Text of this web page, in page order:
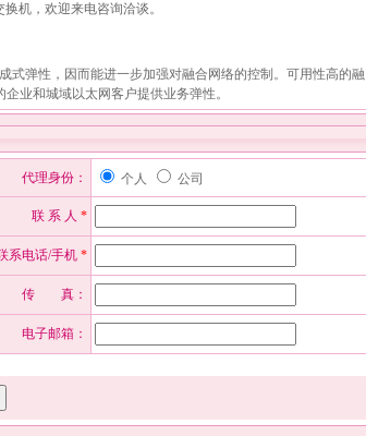
机，欢迎来电咨询洽谈。
式弹性，因而能进一步加强对融合网络的控制。可用性高的融
业和城域以太网客户提供业务弹性。
代理身份： 个人 公司
联 系 人 *
系电话/手机 *
传 真：
电子邮箱：